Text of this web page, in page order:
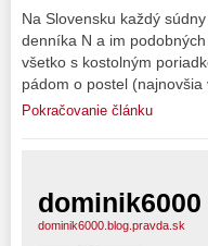
Na Slovensku každý
denníka N a im
všetko s kostolným
pádom o postel
Pokračovanie článku
dominik6000
dominik6000.blog.pravda.sk